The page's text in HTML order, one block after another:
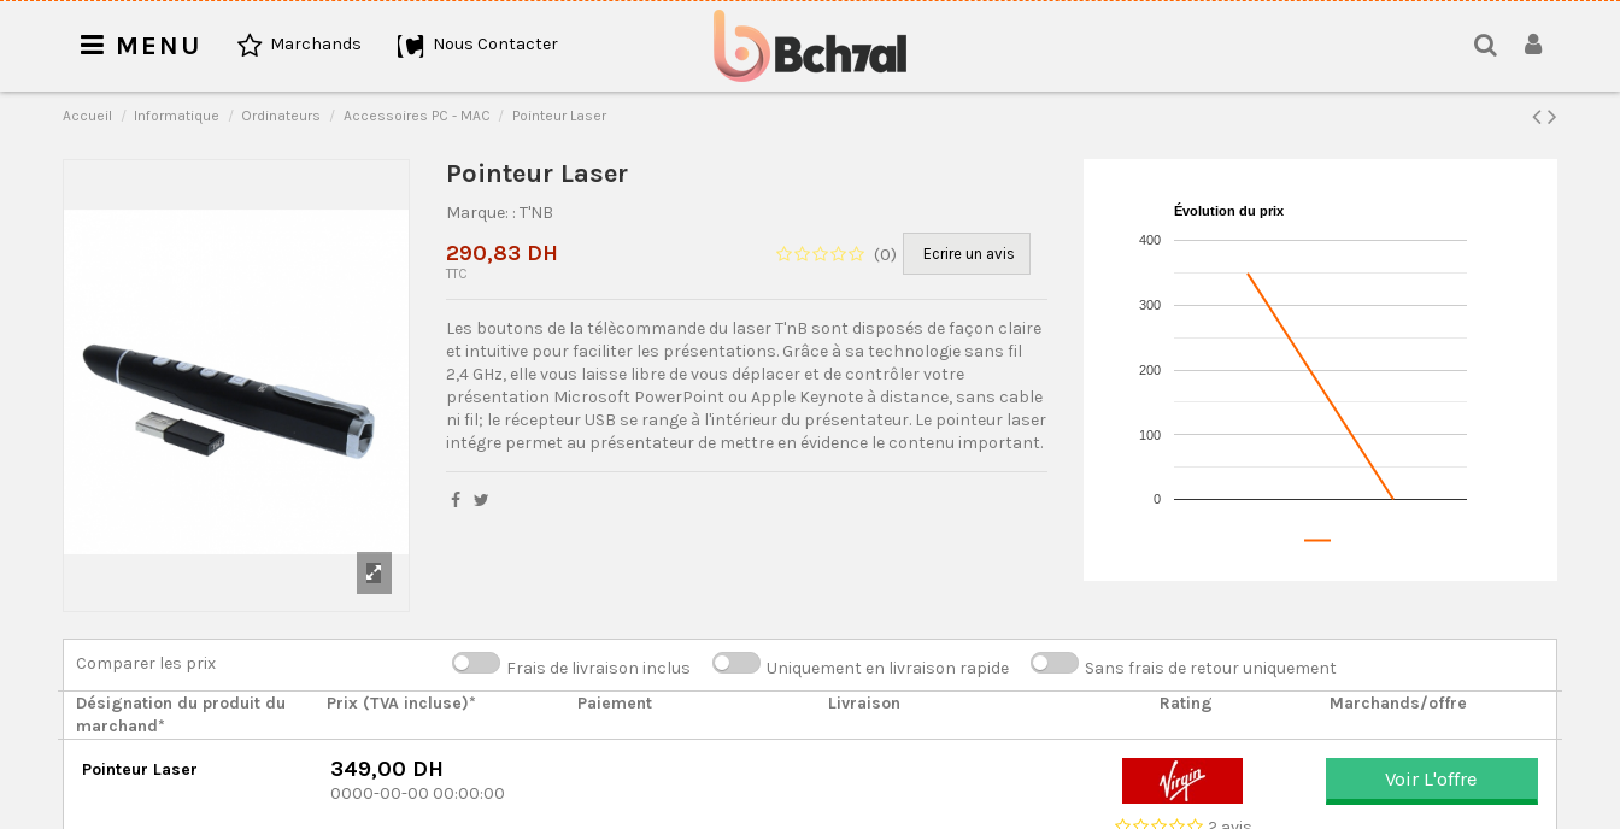
MENU Marchands Nous Contacter
Accueil Informatique Ordinateurs Accessoires PC - MAC Pointeur Laser
Pointeur Laser
Marque: : T'NB
(0) Ecrire un avis
290,83 DH
TTC
Les boutons de la télècommande du laser T'nB sont disposés de façon claire
et intuitive pour faciliter les présentations. Grâce à sa technologie sans fil
2,4 GHz, elle vous laisse libre de vous déplacer et de contrôler votre
présentation Microsoft PowerPoint ou Apple Keynote à distance, sans cable
ni fil; le récepteur USB se range à l'intérieur du présentateur. Le pointeur laser
intégre permet au présentateur de mettre en évidence le contenu important.
Évolution du prix
0
100
200
300
400
Comparer les prix Frais de livraison inclus Uniquement en livraison rapide
Sans frais de retour uniquement
Désignation du produit du
marchand*
Prix (TVA incluse)* Paiement Livraison Rating Marchands/offre
Pointeur Laser 349,00 DH
0000-00-00 00:00:00
Voir L'offre